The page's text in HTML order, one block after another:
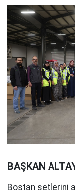
BAŞKAN
Bostan setlerini